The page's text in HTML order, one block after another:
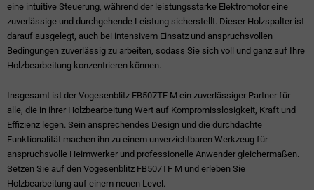
eine intuitive Steuerung, während der leistungsstarke Elektromotor eine
zuverlässige und durchgehende Leistung sicherstellt. Dieser Holzspalter ist
darauf ausgelegt, auch bei intensivem Einsatz und anspruchsvollen
Bedingungen zuverlässig zu arbeiten, sodass Sie sich voll und ganz auf Ihre
Holzbearbeitung konzentrieren können.
Insgesamt ist der Vogesenblitz FB507TF M ein zuverlässiger Partner für
alle, die in ihrer Holzbearbeitung Wert auf Kompromisslosigkeit, Kraft und
Effizienz legen. Sein ansprechendes Design und die durchdachte
Funktionalität machen ihn zu einem unverzichtbaren Werkzeug für
anspruchsvolle Heimwerker und professionelle Anwender gleichermaßen.
Setzen Sie auf den Vogesenblitz FB507TF M und erleben Sie
Holzbearbeitung auf einem neuen Level.